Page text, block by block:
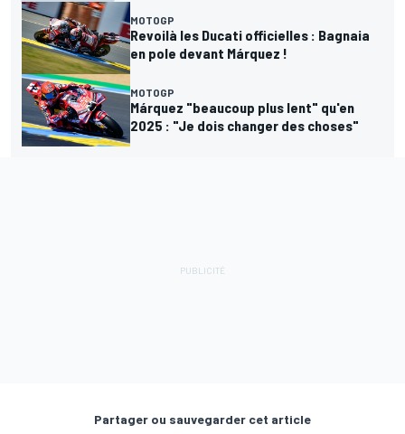
MOTOGP
Revoilà les Ducati officielles : Bagnaia
en pole devant Márquez !
MOTOGP
Márquez "beaucoup plus lent" qu'en
2025 : "Je dois changer des choses"
Partager ou sauvegarder cet article